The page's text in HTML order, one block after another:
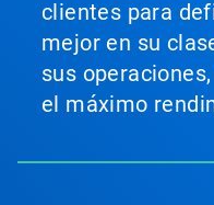
clientes para
mejor en su
sus
el máximo